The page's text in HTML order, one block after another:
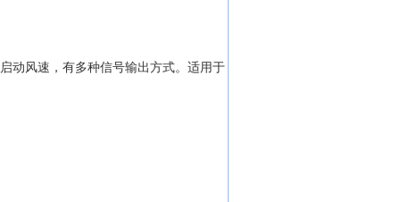
动风速，有多种信号输出方式。适用于